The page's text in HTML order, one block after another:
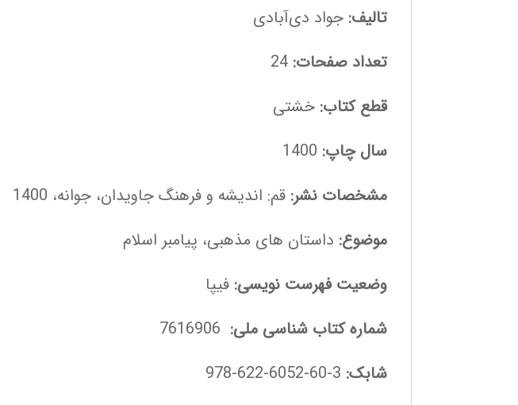
تالیف: جواد دی‌آبادی
تعداد صفحات: 24
قطع کتاب:خشتی
سال چاپ:
مشخصات نشر: قم: اندیشه و فرهنگ جاویدان، جوانه، 1400
موضوع: داستان های مذهبی، پیامبر اسلام
وضعیت فهرست نویسی: فیپا
شماره کتاب شناسی ملی:
شابک: